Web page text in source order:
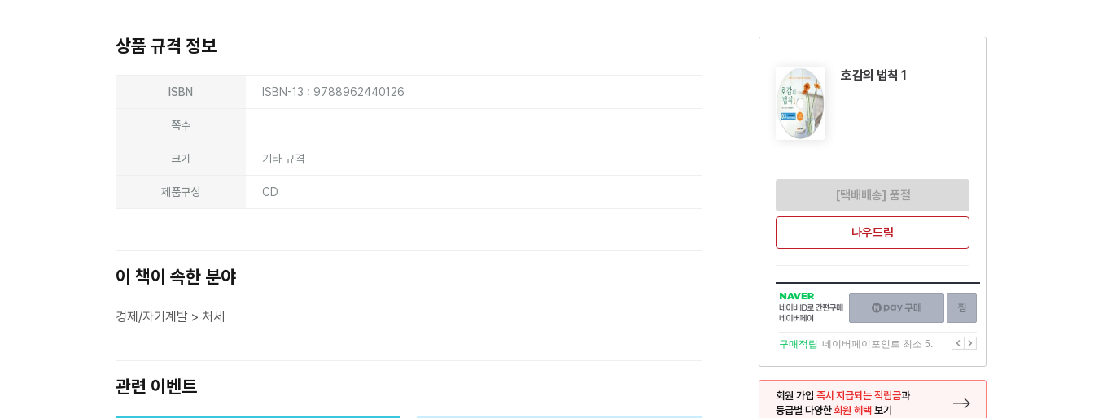
상품 규격 정보
ISBN ISBN-13 : 9788962440126
쪽수
크기 기타 규격
제품구성 CD
이 책이 속한 분야
경제/자기계발 > 처세
관련 이벤트
호감의 법칙 1
[택배배송] 품절
나우드림
NAVER
네이버
ID로
간편구매
네이버페이
구매하기
이전
구매적립 네이버페이포인트 최소 5.5% 적립 다음
회원 가입 즉시 지급되는 적립금과
등급별 다양한회원 혜택 보기